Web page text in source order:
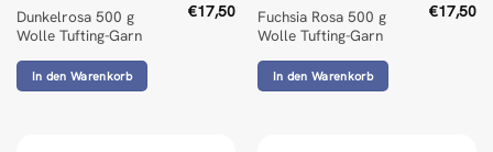
Dunkelrosa 500 g
Wolle Tufting-Garn
€17,50
In den Warenkorb
Fuchsia Rosa 500 g
Wolle Tufting-Garn
€17,50
In den Warenkorb